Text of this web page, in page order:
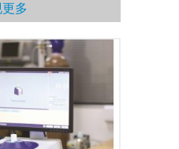
多
析仪可以测量各种样
体脂肪，通常用于质
用MQC+分析仪进行
分钟就能得出结果，
测大量样品。核磁共
成部分，并非仅由物